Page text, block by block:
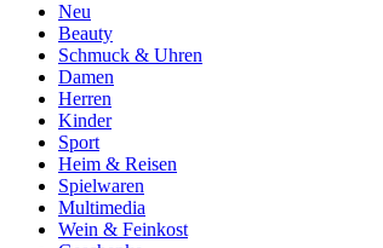
Neu
Beauty
Schmuck & Uhren
Damen
Herren
Kinder
Sport
Heim & Reisen
Spielwaren
Multimedia
Wein & Feinkost